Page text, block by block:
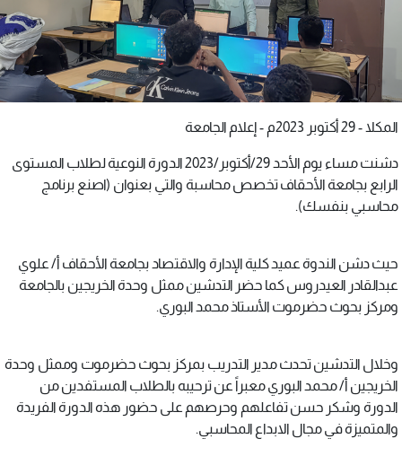
المكلا - 29 أكتوبر 2023م - إعلام الجامعة
دشنت مساء يوم الأحد 29/أكتوبر/2023 الدورة النوعية لطلاب المستوى
الرابع بجامعة الأحقاف تخصص محاسبة والتي بعنوان (اصنع برنامج
محاسبي بنفسك).
حيث دشن الندوة عميد كلية الإدارة والاقتصاد بجامعة الأحقاف أ/ علوي
عبدالقادر العيدروس كما حضر التدشين ممثل وحدة الخريجين بالجامعة
ومركز بحوث حضرموت الأستاذ محمد البوري.
وخلال التدشين تحدث مدير التدريب بمركز بحوث حضرموت وممثل وحدة
الخريجين أ/ محمد البوري معبراً عن ترحيبه بالطلاب المستفدين من
الدورة وشكر حسن تفاعلهم وحرصهم على حضور هذه الدورة الفريدة
والمتميزة في مجال الابداع المحاسبي.